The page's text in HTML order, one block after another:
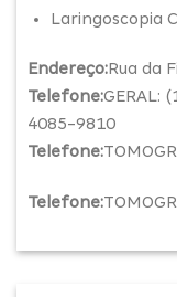
Laringoscopia
Endereço:Rua da
Telefone:GERAL:
4085-9810
Telefone:
Telefone: